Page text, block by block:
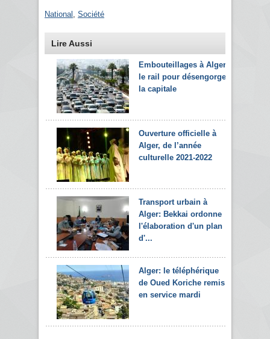
National Société
Lire Aussi
Embouteillages à Alger:
le rail pour désengorger
la capitale
Ouverture officielle à
Alger, de l’année
culturelle 2021-2022
Transport urbain à
Alger: Bekkai ordonne
l'élaboration d'un plan
d'...
Alger: le téléphérique
de Oued Koriche remis
en service mardi